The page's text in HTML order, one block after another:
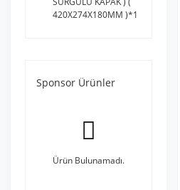
420X274X180MM )*1
Sponsor Ürünler
Ürün Bulunamadı.